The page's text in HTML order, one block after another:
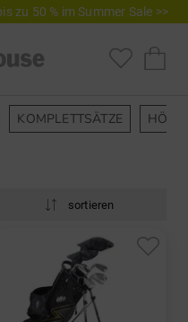
zu 50 % im Summer Sale >>
KOMPLETTSÄTZE
sortieren